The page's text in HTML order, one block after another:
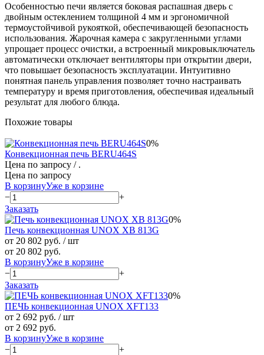
Особенностью печи является боковая распашная дверь с
двойным остеклением толщиной 4 мм и эргономичной
термоустойчивой рукояткой, обеспечивающей безопасность
использования. Жарочная камера с закругленными углами
упрощает процесс очистки, а встроенный микровыключатель
автоматически отключает вентиляторы при открытии двери,
что повышает безопасность эксплуатации. Интуитивно
понятная панель управления позволяет точно настраивать
температуру и время приготовления, обеспечивая идеальный
результат для любого блюда.
Похожие товары
0%
Конвекционная печь BERU464S
Цена по запросу / .
Цена по запросу
В корзинуУже в корзине
−
+
Заказать
0%
Печь конвекционная UNOX XB 813G
от 20 802 руб. / шт
от 20 802 руб.
В корзинуУже в корзине
−
+
Заказать
0%
ПЕЧЬ конвекционная UNOX XFT133
от 2 692 руб. / шт
от 2 692 руб.
В корзинуУже в корзине
−
+